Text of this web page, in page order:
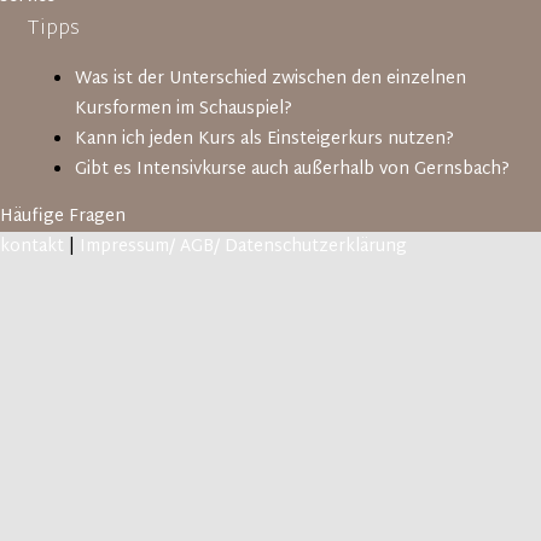
Tipps
Was ist der Unterschied zwischen den einzelnen
Kursformen im Schauspiel?
Kann ich jeden Kurs als Einsteigerkurs nutzen?
Gibt es Intensivkurse auch außerhalb von Gernsbach?
Häufige Fragen
kontakt | Impressum/ AGB/ Datenschutzerklärung